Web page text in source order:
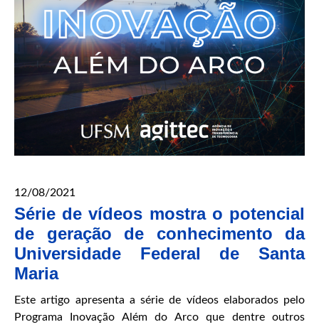
12/08/2021
Série de vídeos mostra o potencial
de geração de conhecimento da
Universidade Federal de Santa
Maria
Este artigo apresenta a série de vídeos elaborados pelo
Programa Inovação Além do Arco que dentre outros